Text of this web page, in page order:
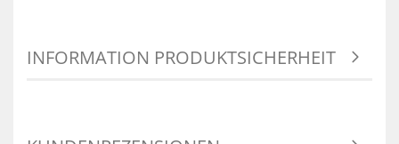
INFORMATION PRODUKTSICHERHEIT